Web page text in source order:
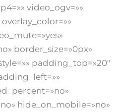
video_ogv=»»
border_size=»0px»
padding_top=»20″
hide_on_mobile=»no»